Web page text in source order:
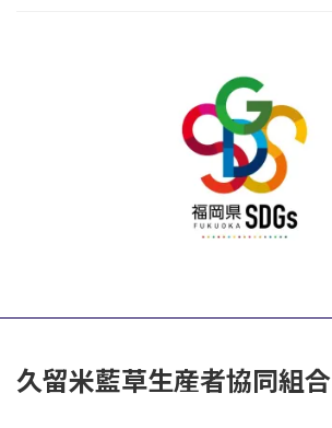
久留米藍草生産者協同組合